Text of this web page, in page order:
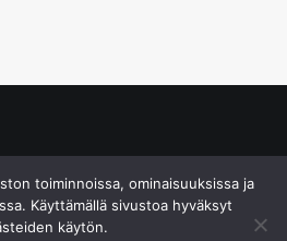
toiminnoissa, ominaisuuksissa ja
Käyttämällä sivustoa hyväksyt
käytön.